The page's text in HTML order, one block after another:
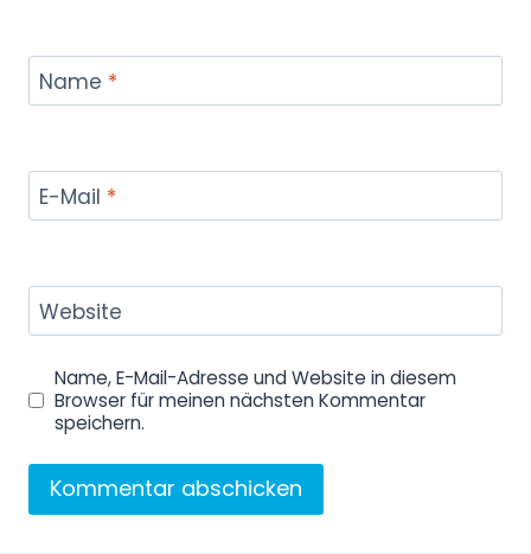
Name *
E-Mail *
Website
Name, E-Mail-Adresse und Website in diesem
Browser für meinen nächsten Kommentar
speichern.